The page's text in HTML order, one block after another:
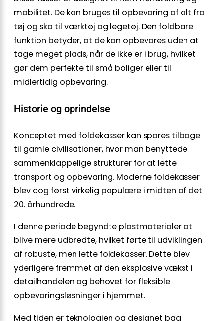
mobilitet. De kan bruges til opbevaring af alt fra
tøj og sko til værktøj og legetøj. Den foldbare
funktion betyder, at de kan opbevares uden at
tage meget plads, når de ikke er i brug, hvilket
gør dem perfekte til små boliger eller til
midlertidig opbevaring.
Historie og oprindelse
Konceptet med foldekasser kan spores tilbage
til gamle civilisationer, hvor man benyttede
sammenklappelige strukturer for at lette
transport og opbevaring. Moderne foldekasser
blev dog først virkelig populære i midten af det
20. århundrede.
I denne periode begyndte plastmaterialer at
blive mere udbredte, hvilket førte til udviklingen
af robuste, men lette foldekasser. Dette blev
yderligere fremmet af den eksplosive vækst i
detailhandelen og behovet for fleksible
opbevaringsløsninger i hjemmet.
Med tiden er teknologien og designet bag